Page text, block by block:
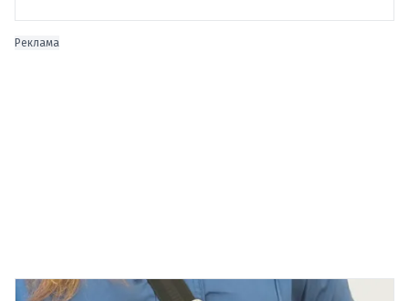
Реклама